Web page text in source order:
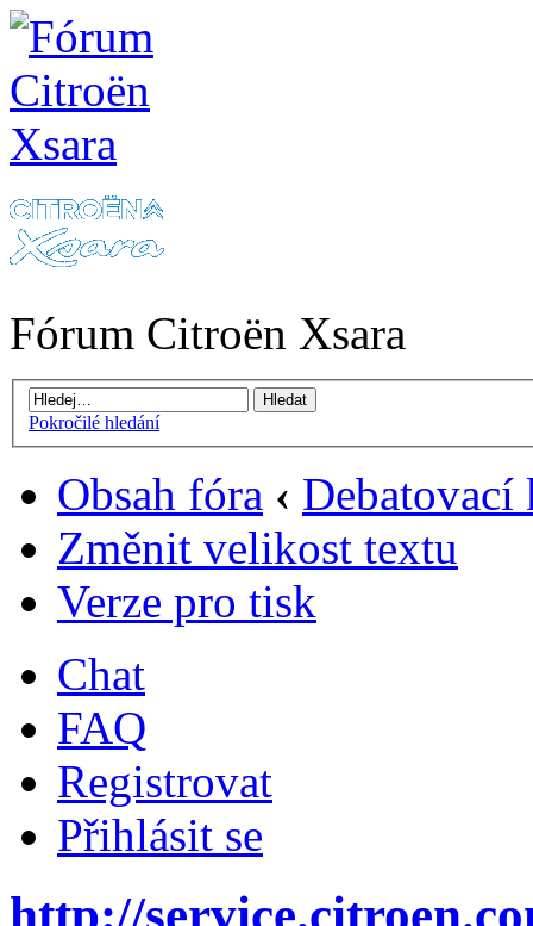
Fórum Citroën Xsara
Pokročilé hledání
Obsah fóra ‹ Debatovací
Změnit velikost textu
Verze pro tisk
Chat
FAQ
Registrovat
Přihlásit se